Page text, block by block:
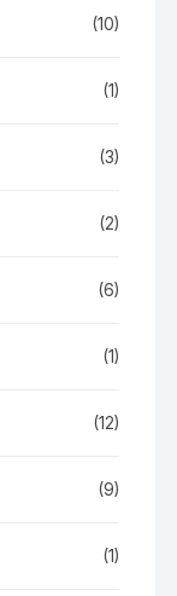
(10)
(1)
(3)
(2)
(6)
(1)
(12)
(9)
(1)